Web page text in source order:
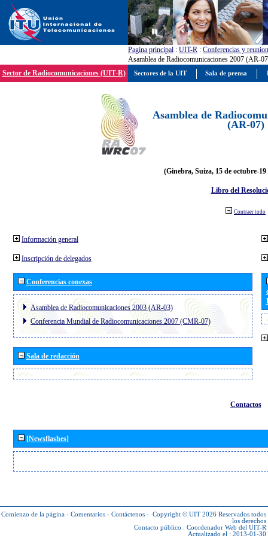
Pagína principal : UIT-R : Conferencias y
Asamblea de Radiocomunicaciones 2007 (AR-
Sector de Radiocomunicaciones (UIT-R)
Asamblea de
(AR-07)
(Ginebra, Suiza, 15 de octubre-19
Libro del
Contraer todo
Información general
Inscripción de delegados
Conferencias conexas
Asamblea de Radiocomunicaciones 2003 (AR-03)
Conferencia Mundial de Radiocomunicaciones 2007 (CMR-07)
Sala de redacción
Contactos
[Newsflashes]
Comienzo de la página - Comentarios - Contáctenos - Copyright © UIT 2026 Reservados todos
los derechos
Contacto público : Coordenador Web del UIT-R
Actualizado el : 2013-01-30
Sectores de la UIT Sala de prensa